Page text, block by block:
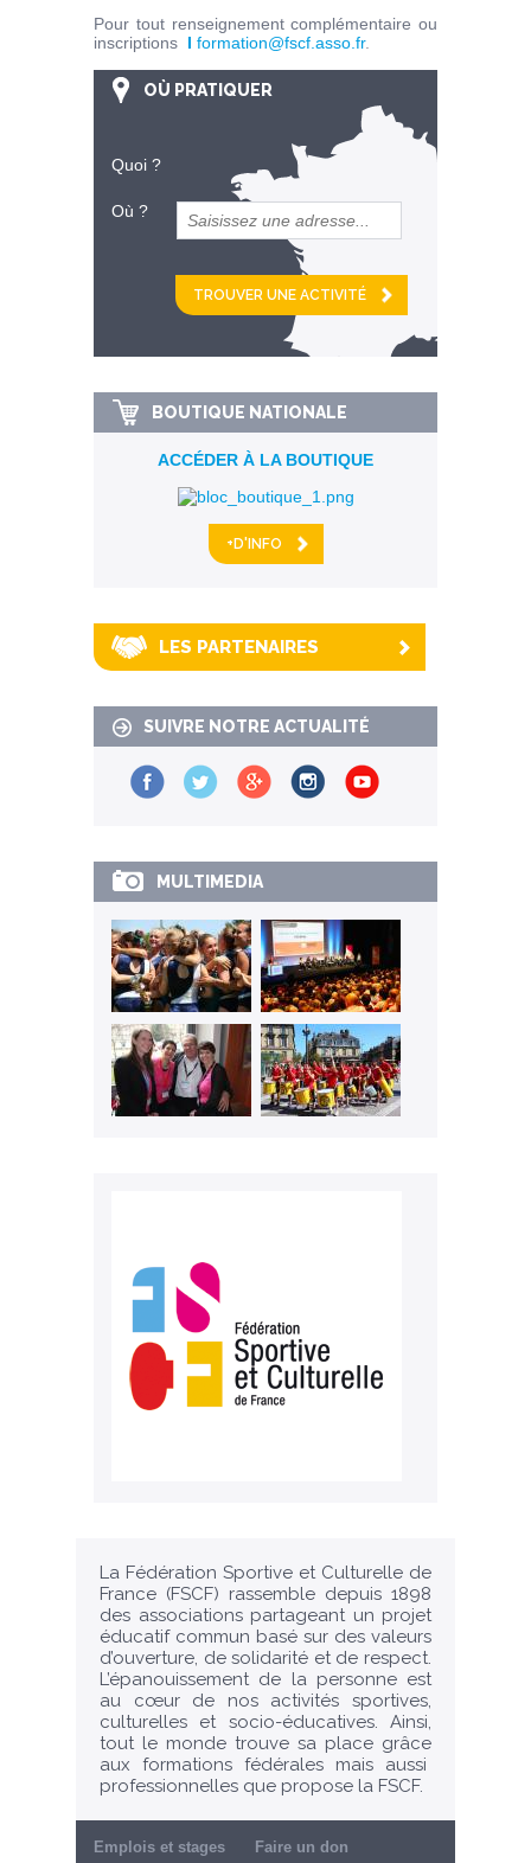
Pour tout renseignement complémentaire ou
inscriptions I formation@fscf.asso.fr.
OÙ PRATIQUER
Quoi ?
Où ?
et
km alentour
BOUTIQUE NATIONALE
ACCÉDER À LA BOUTIQUE
+D'INFO
LES PARTENAIRES
SUIVRE NOTRE ACTUALITÉ
MULTIMEDIA
La Fédération Sportive et Culturelle de
France (FSCF) rassemble depuis 1898
des associations partageant un projet
éducatif commun basé sur des valeurs
d’ouverture, de solidarité et de respect.
L’épanouissement de la personne est
au cœur de nos activités sportives,
culturelles et socio-éducatives. Ainsi,
tout le monde trouve sa place grâce
aux formations fédérales mais aussi
professionnelles que propose la FSCF.
Emplois et stages Faire un don